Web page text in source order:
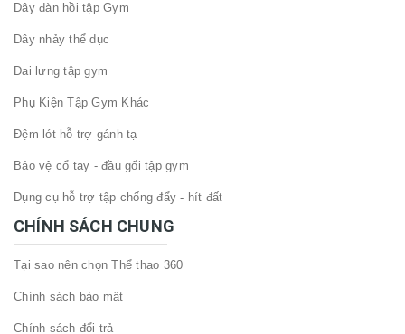
Dây đàn hồi tập Gym
Dây nhảy thể dục
Đai lưng tập gym
Phụ Kiện Tập Gym Khác
Đệm lót hỗ trợ gánh tạ
Bảo vệ cổ tay - đầu gối tập gym
Dụng cụ hỗ trợ tập chống đẩy - hít đất
CHÍNH SÁCH CHUNG
Tại sao nên chọn Thể thao 360
Chính sách bảo mật
Chính sách đổi trả